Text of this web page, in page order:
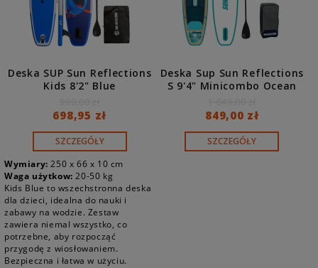
Deska SUP Sun Reflections
Kids 8'2" Blue
698,95 zł
SZCZEGÓŁY
Wymiary: 250 x 66 x 10 cm
Waga użytkow: 20-50 kg
Kids Blue to wszechstronna deska
dla dzieci, idealna do nauki i
zabawy na wodzie. Zestaw
zawiera niemal wszystko, co
potrzebne, aby rozpocząć
przygodę z wiosłowaniem.
Bezpieczna i łatwa w użyciu.
Deska Sup Sun Reflections
S 9'4" Minicombo Ocean
849,00 zł
SZCZEGÓŁY